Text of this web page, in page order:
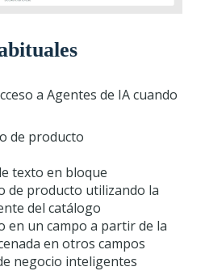
a Agentes de IA cuando
de producto
texto en bloque
de producto utilizando la
del catálogo
en un campo a partir de la
en otros campos
negocio inteligentes